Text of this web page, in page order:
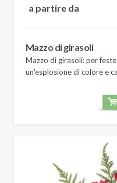
a partire da
Mazzo di girasoli
Mazzo di girasoli: per
un'esplosione di colore e